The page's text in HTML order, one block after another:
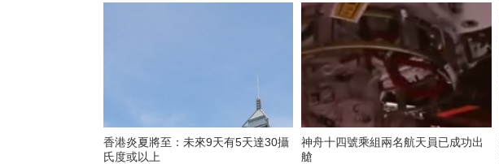
香港炎夏將至：未來9天有5天達30攝
氏度或以上
神舟十四號乘組兩名航天員已成功出
艙